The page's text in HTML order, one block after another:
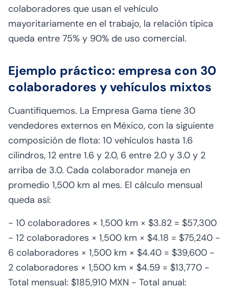
colaboradores que usan el vehículo
mayoritariamente en el trabajo, la relación típica
queda entre 75% y 90% de uso comercial.
Ejemplo práctico: empresa con 30
colaboradores y vehículos mixtos
Cuantifiquemos. La Empresa Gama tiene 30
vendedores externos en México, con la siguiente
composición de flota: 10 vehículos hasta 1.6
cilindros, 12 entre 1.6 y 2.0, 6 entre 2.0 y 3.0 y 2
arriba de 3.0. Cada colaborador maneja en
promedio 1,500 km al mes. El cálculo mensual
queda así:
- 10 colaboradores × 1,500 km × $3.82 = $57,300
- 12 colaboradores × 1,500 km × $4.18 = $75,240 -
6 colaboradores × 1,500 km × $4.40 = $39,600 -
2 colaboradores × 1,500 km × $4.59 = $13,770 -
Total mensual: $185,910 MXN - Total anual: